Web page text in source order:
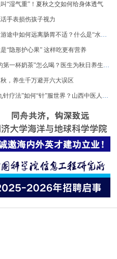
“湿气重”！夏秋之交如何给身体透气
手表损伤孩子视力
中如何远离肠胃不适？什么是“水土不服”？一文了解
“隐形护心果” 这样吃更有营养
一杯奶茶”怎么喝？医生为秋日养生饮食划重点
，养生千万避开六大误区
疗法”如何“针”服世界？山西中医人这样答